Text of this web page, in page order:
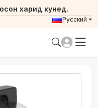
харид кунед.
Русский